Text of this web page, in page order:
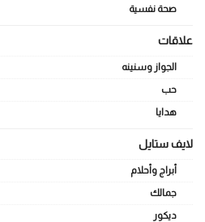
صحة نفسية
علاقات
الجواز وسنينه
حب
هدايا
لايف ستايل
أبراج وأحلام
جمالك
ديكور